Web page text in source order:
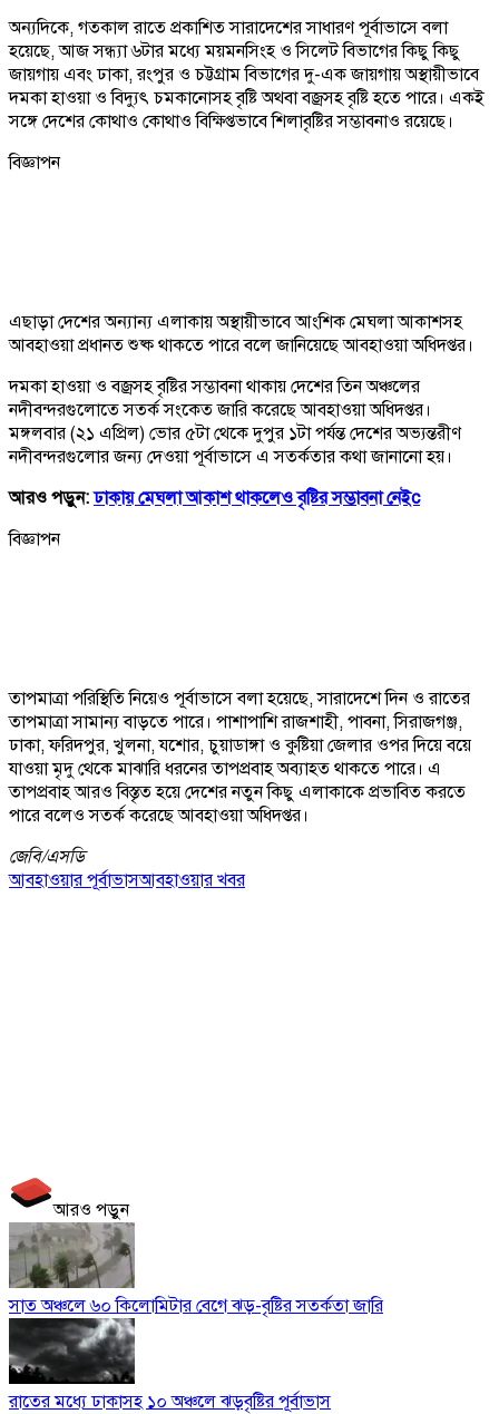
অন্যদিকে, গতকাল রাতে প্রকাশিত সারাদেশের সাধারণ পূর্বাভাসে বলা
হয়েছে, আজ সন্ধ্যা ৬টার মধ্যে ময়মনসিংহ ও সিলেট বিভাগের কিছু কিছু
জায়গায় এবং ঢাকা, রংপুর ও চট্টগ্রাম বিভাগের দু-এক জায়গায় অস্থায়ীভাবে
দমকা হাওয়া ও বিদ্যুৎ চমকানোসহ বৃষ্টি অথবা বজ্রসহ বৃষ্টি হতে পারে। একই
সঙ্গে দেশের কোথাও কোথাও বিক্ষিপ্তভাবে শিলাবৃষ্টির সম্ভাবনাও রয়েছে।
বিজ্ঞাপন
এছাড়া দেশের অন্যান্য এলাকায় অস্থায়ীভাবে আংশিক মেঘলা আকাশসহ
আবহাওয়া প্রধানত শুষ্ক থাকতে পারে বলে জানিয়েছে আবহাওয়া অধিদপ্তর।
দমকা হাওয়া ও বজ্রসহ বৃষ্টির সম্ভাবনা থাকায় দেশের তিন অঞ্চলের
নদীবন্দরগুলোতে সতর্ক সংকেত জারি করেছে আবহাওয়া অধিদপ্তর।
মঙ্গলবার (২১ এপ্রিল) ভোর ৫টা থেকে দুপুর ১টা পর্যন্ত দেশের অভ্যন্তরীণ
নদীবন্দরগুলোর জন্য দেওয়া পূর্বাভাসে এ সতর্কতার কথা জানানো হয়।
আরও পড়ুন:ঢাকায় মেঘলা আকাশ থাকলেও বৃষ্টির সম্ভাবনা নেইc
বিজ্ঞাপন
তাপমাত্রা পরিস্থিতি নিয়েও পূর্বাভাসে বলা হয়েছে, সারাদেশে দিন ও রাতের
তাপমাত্রা সামান্য বাড়তে পারে। পাশাপাশি রাজশাহী, পাবনা, সিরাজগঞ্জ,
ঢাকা, ফরিদপুর, খুলনা, যশোর, চুয়াডাঙ্গা ও কুষ্টিয়া জেলার ওপর দিয়ে বয়ে
যাওয়া মৃদু থেকে মাঝারি ধরনের তাপপ্রবাহ অব্যাহত থাকতে পারে। এ
তাপপ্রবাহ আরও বিস্তৃত হয়ে দেশের নতুন কিছু এলাকাকে প্রভাবিত করতে
পারে বলেও সতর্ক করেছে আবহাওয়া অধিদপ্তর।
জেবি/এসডি
আবহাওয়ার পূর্বাভাসআবহাওয়ার খবর
আরও পড়ুন
সাত অঞ্চলে ৬০ কিলোমিটার বেগে ঝড়-বৃষ্টির সতর্কতা জারি
রাতের মধ্যে ঢাকাসহ ১০ অঞ্চলে ঝড়বৃষ্টির পূর্বাভাস